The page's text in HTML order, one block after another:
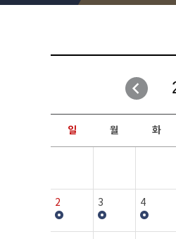
취업성공지원과
창업지원·교육센
현장실습/IPP사
커뮤니티
일 월 화
2 3 4